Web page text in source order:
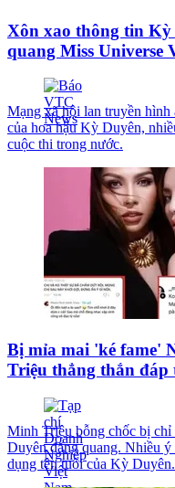
Xôn xao thông tin Kỳ
quang Miss Universe
Mạng xã hội lan truyền
của hoa hậu Kỳ Duyên,
cuộc thi trong nước.
Bị mỉa mai 'ké fame'
Triệu thẳng thắn đáp
Minh Triệu bỗng chốc bị
Duyên đăng quang. Nhiều
dụng tên tuổi của Kỳ Duyên.